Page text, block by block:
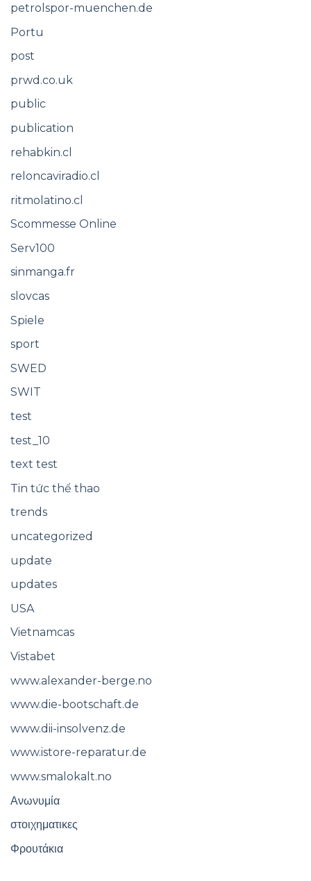
petrolspor-muenchen.de
Portu
post
prwd.co.uk
public
publication
rehabkin.cl
reloncaviradio.cl
ritmolatino.cl
Scommesse Online
Serv100
sinmanga.fr
slovcas
Spiele
sport
SWED
SWIT
test
test_10
text test
Tin tức thể thao
trends
uncategorized
update
updates
USA
Vietnamcas
Vistabet
www.alexander-berge.no
www.die-bootschaft.de
www.dii-insolvenz.de
www.istore-reparatur.de
www.smalokalt.no
Ανωνυμία
στοιχηματικες
Φρουτάκια